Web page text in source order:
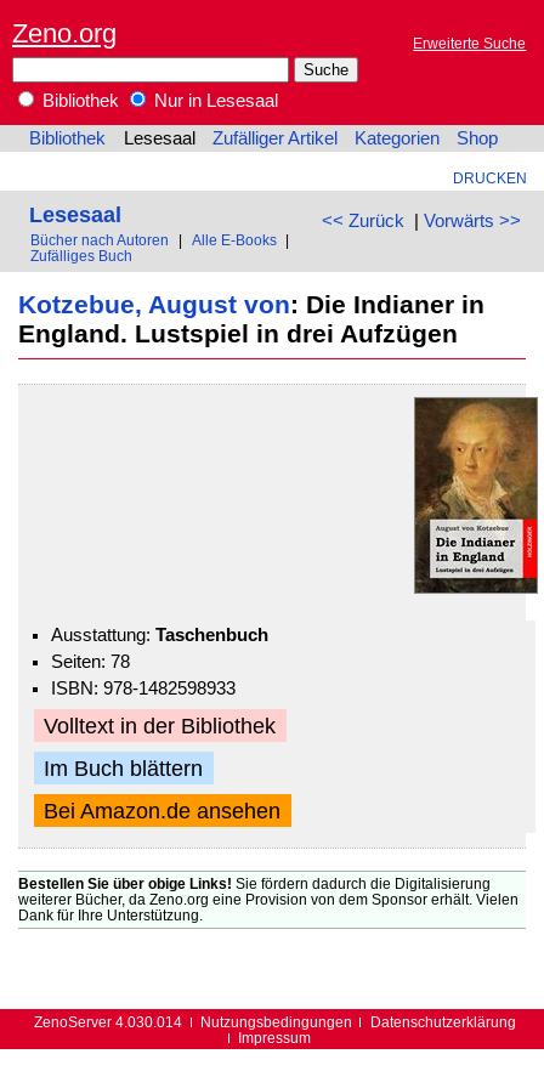
Zeno.org Erweiterte Suche
Bibliothek
Nur in Lesesaal
Bibliothek
Lesesaal Zufälliger Artikel Kategorien Shop
DRUCKEN
<< Zurück | Vorwärts >>
Lesesaal
Bücher nach Autoren Alle E-Books
Zufälliges Buch
Kotzebue, August von: Die Indianer in
England. Lustspiel in drei Aufzügen
Ausstattung: Taschenbuch
Seiten: 78
ISBN: 978-1482598933
Volltext in der Bibliothek
Im Buch blättern
Bei Amazon.de ansehen
Bestellen Sie über obige Links! Sie fördern dadurch die Digitalisierung
weiterer Bücher, da Zeno.org eine Provision von dem Sponsor erhält. Vielen
Dank für Ihre Unterstützung.
ZenoServer 4.030.014 Nutzungsbedingungen
Datenschutzerklärung
Impressum